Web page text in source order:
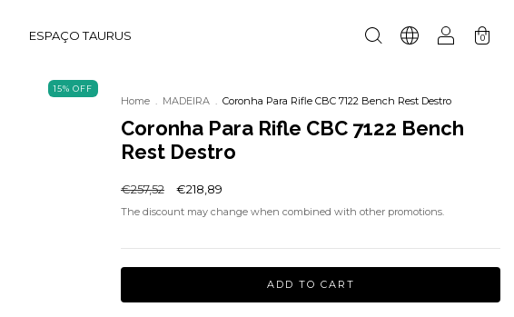
ESPAÇO TAURUS 0
15% OFF
Home . MADEIRA . Coronha Para Rifle CBC 7122 Bench Rest Destro
Coronha Para Rifle CBC 7122 Bench
Rest Destro
€257,52 €218,89
The discount may change when combined with other promotions.